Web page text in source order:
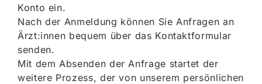
Konto ein.
Nach der Anmeldung können Sie Anfragen an
Ärzt:innen bequem über das Kontaktformular
senden.
Mit dem Absenden der Anfrage startet der
weitere Prozess, der von unserem persönlichen